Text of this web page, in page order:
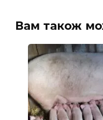
Вам також